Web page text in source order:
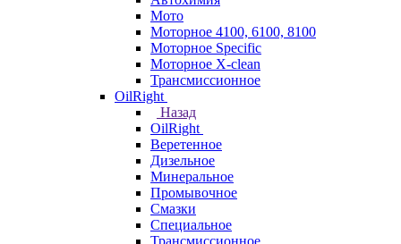
Мото
Моторное 4100, 6100, 8100
Моторное Specific
Моторное X-clean
Трансмиссионное
OilRight
Назад
OilRight
Веретенное
Дизельное
Минеральное
Промывочное
Смазки
Специальное
Трансмиссионное